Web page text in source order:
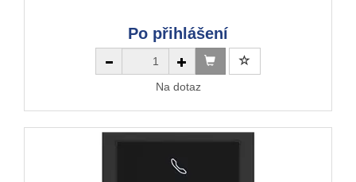
Po přihlášení
Na dotaz